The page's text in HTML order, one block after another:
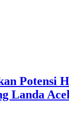
Potensi
Landa